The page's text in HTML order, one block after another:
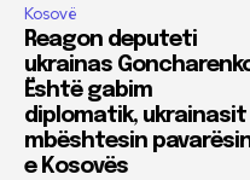
Kosovë
Reagon deputeti
ukrainas
Është gabim
diplomatik, ukrainasit
mbështesin
e Kosovës